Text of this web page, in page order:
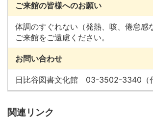
ご来館の皆様へのお願い
体調のすぐれない（発熱、咳、倦怠感
ご来館をご遠慮ください。
お問い合わせ
日比谷図書文化館 03-3502-3340（
関連リンク